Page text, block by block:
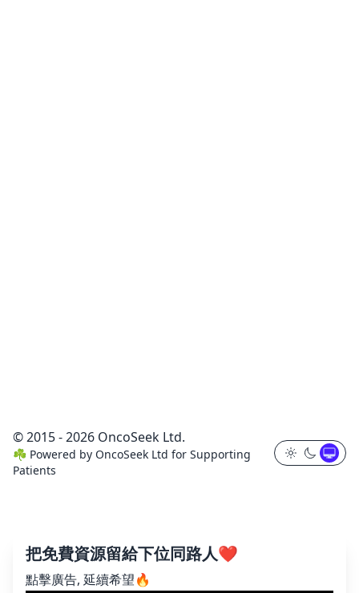
© 2015 - 2026 OncoSeek Ltd.
☘️ Powered by OncoSeek Ltd for Supporting
Patients
把免費資源留給下位同路人❤️
點擊廣告, 延續希望🔥